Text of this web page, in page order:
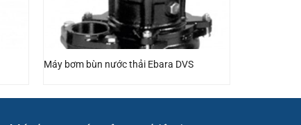
Máy bơm bùn nước thải Ebara DVS